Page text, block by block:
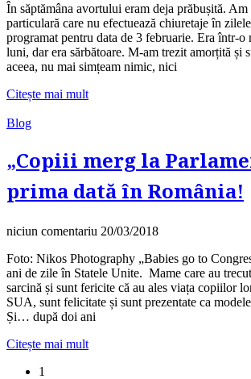
În săptămâna avortului eram deja prăbușită.
particulară care nu efectuează chiuretaje în
programat pentru data de 3 februarie. Era
luni, dar era sărbătoare. M‑am trezit amorțită și
aceea, nu mai simțeam nimic, nici
Citește mai mult
Blog
„Copiii merg la
prima dată în România!
niciun comentariu 20/03/2018
Foto: Nikos Photography „Babies go to
ani de zile în Statele Unite. Mame care au
sarcină și sunt fericite că au ales viața copiilor
SUA, sunt felicitate și sunt prezentate ca
Și… după doi ani
Citește mai mult
1